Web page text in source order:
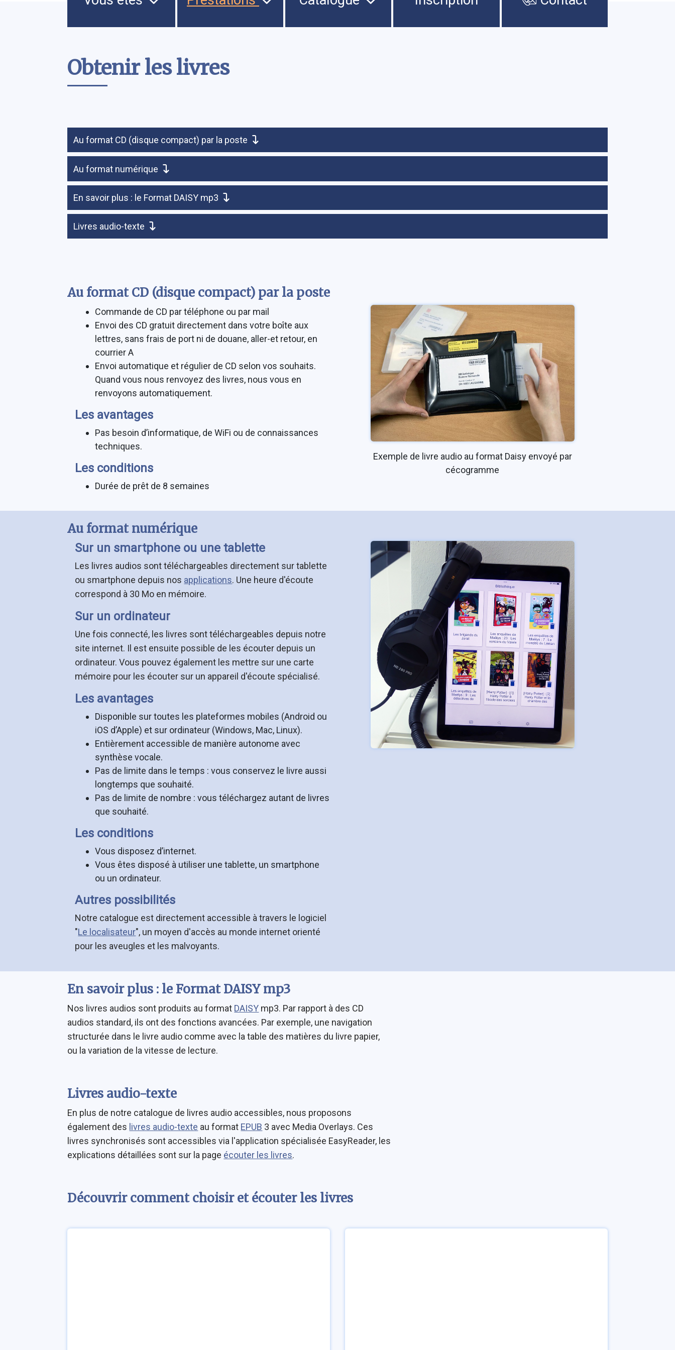
Obtenir les livres
Au format CD (disque compact) par la poste
Au format numérique
En savoir plus : le Format DAISY mp3
Livres audio-texte
Au format CD (disque compact) par la poste
Commande de CD par téléphone ou par mail
Envoi des CD gratuit directement dans votre boîte aux
lettres, sans frais de port ni de douane, aller-et retour, en
courrier A
Envoi automatique et régulier de CD selon vos souhaits.
Quand vous nous renvoyez des livres, nous vous en
renvoyons automatiquement.
Les avantages
Pas besoin d’informatique, de WiFi ou de connaissances
techniques.
Les conditions
Durée de prêt de 8 semaines
Exemple de livre audio au format Daisy envoyé par
cécogramme
Au format numérique
Sur un smartphone ou une tablette
Les livres audios sont téléchargeables directement sur tablette
ou smartphone depuis nos applications. Une heure d'écoute
correspond à 30 Mo en mémoire.
Sur un ordinateur
Une fois connecté, les livres sont téléchargeables depuis notre
site internet. Il est ensuite possible de les écouter depuis un
ordinateur. Vous pouvez également les mettre sur une carte
mémoire pour les écouter sur un appareil d'écoute spécialisé.
Les avantages
Disponible sur toutes les plateformes mobiles (Android ou
iOS d’Apple) et sur ordinateur (Windows, Mac, Linux).
Entièrement accessible de manière autonome avec
synthèse vocale.
Pas de limite dans le temps : vous conservez le livre aussi
longtemps que souhaité.
Pas de limite de nombre : vous téléchargez autant de livres
que souhaité.
Les conditions
Vous disposez d’internet.
Vous êtes disposé à utiliser une tablette, un smartphone
ou un ordinateur.
Autres possibilités
Notre catalogue est directement accessible à travers le logiciel
"Le localisateur", un moyen d'accès au monde internet orienté
pour les aveugles et les malvoyants.
En savoir plus : le Format DAISY mp3
Nos livres audios sont produits au format DAISY mp3. Par rapport à des CD
audios standard, ils ont des fonctions avancées. Par exemple, une navigation
structurée dans le livre audio comme avec la table des matières du livre papier,
ou la variation de la vitesse de lecture.
Livres audio-texte
En plus de notre catalogue de livres audio accessibles, nous proposons
également des livres audio-texte au format EPUB 3 avec Media Overlays. Ces
livres synchronisés sont accessibles via l'application spécialisée EasyReader, les
explications détaillées sont sur la page écouter les livres.
Découvrir comment choisir et écouter les livres